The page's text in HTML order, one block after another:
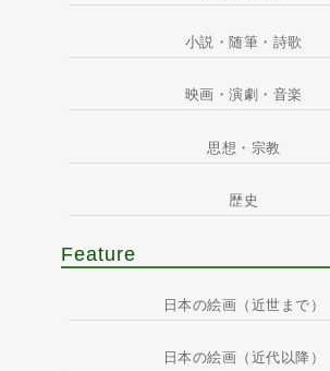
小説・随筆・詩歌
映画・演劇・音楽
思想・宗教
歴史
Feature
日本の絵画（近世まで）
日本の絵画（近代以降）